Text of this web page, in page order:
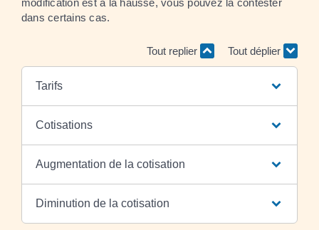
dans certains cas.
Tout replier Tout déplier
Tarifs
Cotisations
Augmentation de la cotisation
Diminution de la cotisation